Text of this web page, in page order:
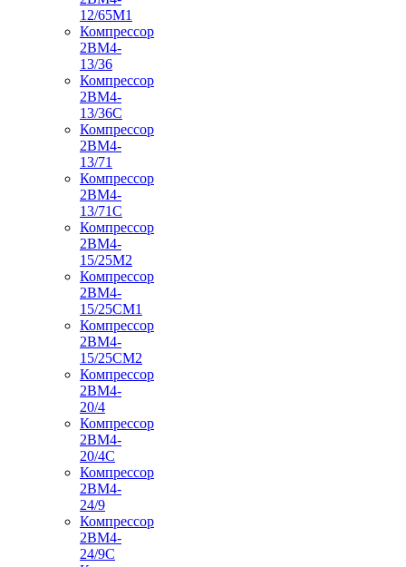
12/65М1
Компрессор
2ВМ4-
13/36
Компрессор
2ВМ4-
13/36С
Компрессор
2ВМ4-
13/71
Компрессор
2ВМ4-
13/71С
Компрессор
2ВМ4-
15/25М2
Компрессор
2ВМ4-
15/25СМ1
Компрессор
2ВМ4-
15/25СМ2
Компрессор
2ВМ4-
20/4
Компрессор
2ВМ4-
20/4С
Компрессор
2ВМ4-
24/9
Компрессор
2ВМ4-
24/9С